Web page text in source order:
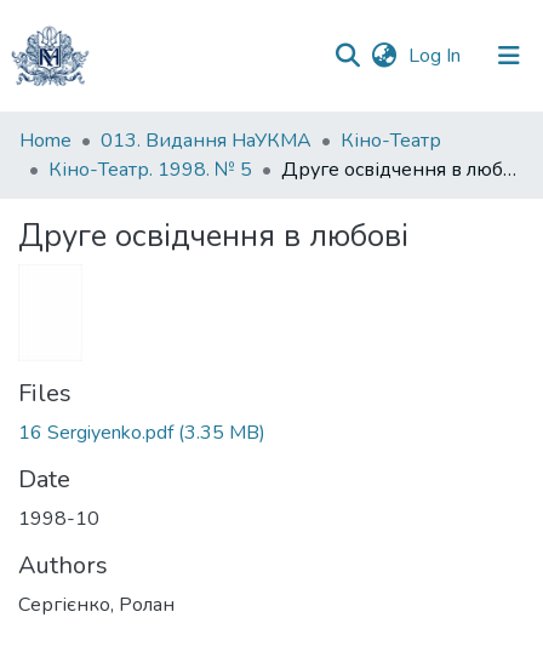
Log In (current)
Communities
&
All of DSpace
Home 013. Видання НаУКМА
Кіно-Театр
Кіно-Театр. 1998. № 5
Друге освідчення в любові
Друге освідчення в любові
Files
16 Sergiyenko.pdf(3.35 MB)
Date
1998-10
Authors
Сергієнко, Ролан